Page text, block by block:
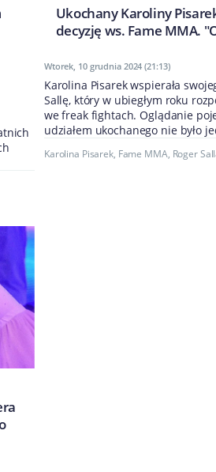
Ukochany Karoliny
decyzję ws. Fame MMA.
Wtorek, 10 grudnia 2024 (21:13)
Karolina Pisarek wspierała
Sallę, który w ubiegłym roku
we freak fightach. Oglądanie
udziałem ukochanego nie było
Karolina Pisarek, Fame MMA, Roger